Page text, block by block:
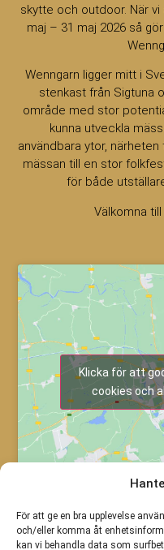
För att ge en bra upplevelse
och/eller komma åt
kan vi behandla data som
skytte och outdoor. När
maj – 31 maj 2026 så
Wenngarn ligger mitt i
stenkast från Sigtuna
område med stor
kunna utveckla
användbara ytor,
mässan till en stor
för både
Välkomna
Klicka för att
cookies och